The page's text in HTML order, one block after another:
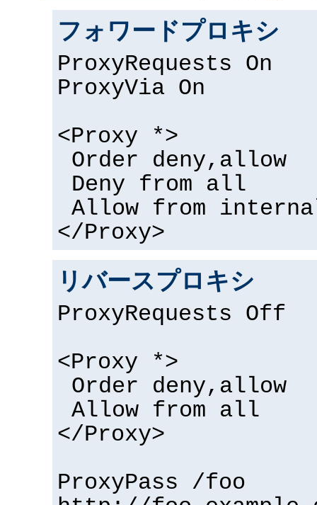
フォワードプロキシ
ProxyRequests On
ProxyVia On
<Proxy *>
Order deny,allow
Deny from all
Allow from
</Proxy>
リバースプロキシ
ProxyRequests Off
<Proxy *>
Order deny,allow
Allow from all
</Proxy>
ProxyPass /foo